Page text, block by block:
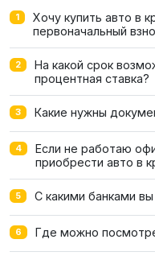
1
Хочу купить авто в
первоначальный
2
На какой срок
процентная ставка?
3 Какие нужны
4
Если не работаю
приобрести авто в
5 С какими банками
6 Где можно